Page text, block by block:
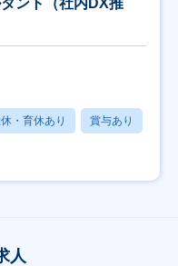
ント（社内DX推
・育休あり 賞与あり
人